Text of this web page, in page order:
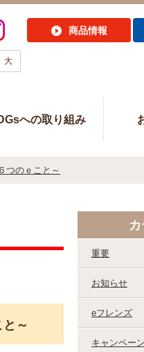
商品情報
大
への取り組み
つのｅこと～
～
カ
重要
お知らせ
eフレンズ
キャンペーン